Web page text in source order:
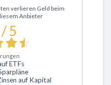
verlieren Geld beim
Anbieter
/ 5
ETFs
auf Kapital